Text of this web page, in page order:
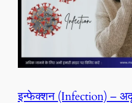
इन्फेक्शन (Infection) –